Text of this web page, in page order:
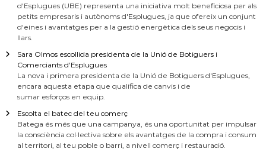
d'Esplugues (UBE) representa una iniciativa molt beneficiosa per als
petits empresaris i autònoms d'Esplugues, ja que ofereix un conjunt
d'eines i avantatges per a la gestió energètica dels seus negocis i
llars.
Sara Olmos escollida presidenta de la Unió de Botiguers i
Comerciants d’Esplugues
La nova i primera presidenta de la Unió de Botiguers d'Esplugues,
encara aquesta etapa que qualifica de canvis i de
sumar esforços en equip.
Escolta el batec del teu comerç
Batega és més que una campanya, és una oportunitat per impulsar
la consciència col·lectiva sobre els avantatges de la compra i consum
al territori, al teu poble o barri, a nivell comerç i restauració.